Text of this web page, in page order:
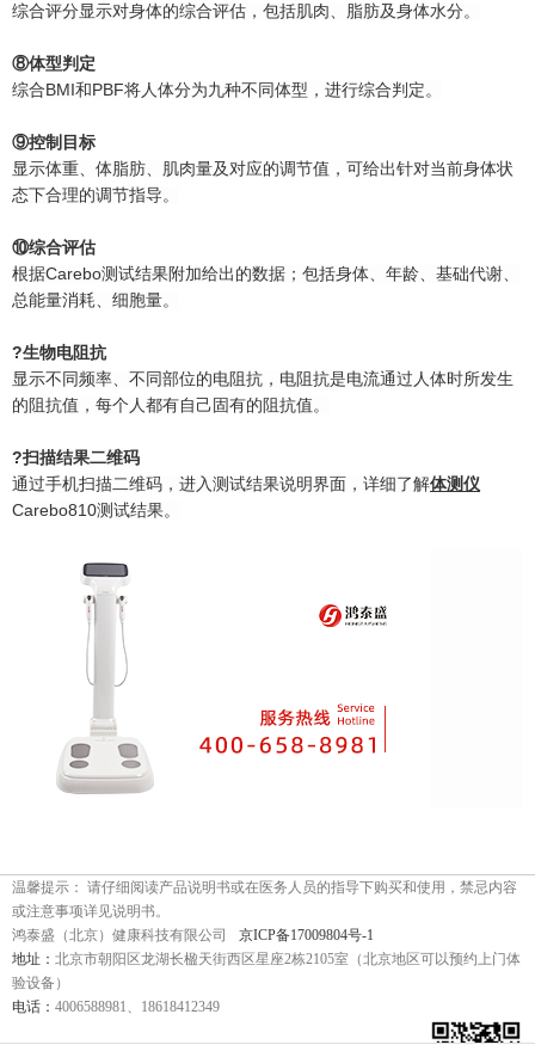
综合评分显示对身体的综合评估，包括肌肉、脂肪及身体水分。
⑧体型判定
综合BMI和PBF将人体分为九种不同体型，进行综合判定。
⑨控制目标
显示体重、体脂肪、肌肉量及对应的调节值，可给出针对当前身体状
态下合理的调节指导。
⑩综合评估
根据Carebo测试结果附加给出的数据；包括身体、年龄、基础代谢、
总能量消耗、细胞量。
?生物电阻抗
显示不同频率、不同部位的电阻抗，电阻抗是电流通过人体时所发生
的阻抗值，每个人都有自己固有的阻抗值。
?扫描结果二维码
通过手机扫描二维码，进入测试结果说明界面，详细了解体测仪
Carebo810测试结果。
温馨提示： 请仔细阅读产品说明书或在医务人员的指导下购买和使用，禁忌内容
或注意事项详见说明书。
鸿泰盛（北京）健康科技有限公司
京ICP备17009804号-1
地址： 北京市朝阳区龙湖长楹天街西区星座2栋2105室（北京地区可以预约上门体
验设备）
电话： 4006588981、18618412349